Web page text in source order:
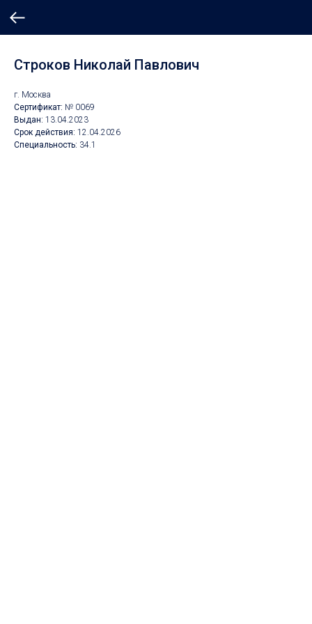
Строков Николай Павлович
г. Москва
Сертификат: № 0069
Выдан: 13.04.2023
Срок действия: 12.04.2026
Специальность: 34.1